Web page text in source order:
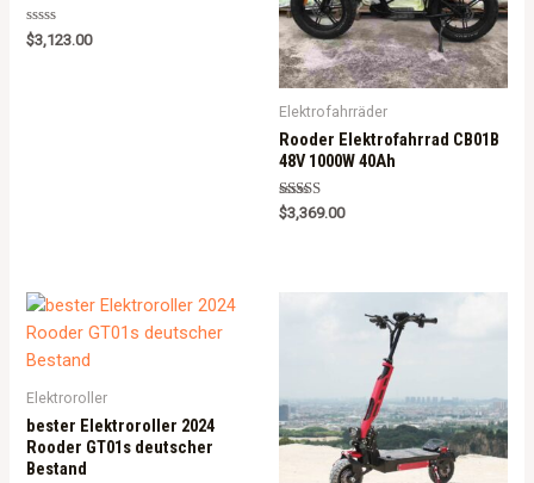
Rated
0
$3,123.00
Elektrofahrräder
Rooder Elektrofahrrad CB01B
48V 1000W 40Ah
Rated
5.00
$3,369.00
Elektroroller
bester Elektroroller 2024
Rooder GT01s deutscher
Bestand